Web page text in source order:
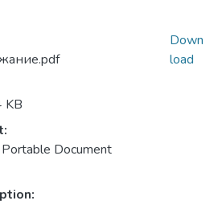
KB
Document
Down
load